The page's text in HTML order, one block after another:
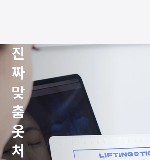
진
짜
맞
춤
옷
처